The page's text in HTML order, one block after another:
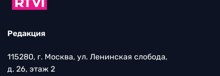
Редакция
115280, г. Москва, ул. Ленинская слобода,
д. 26, этаж 2